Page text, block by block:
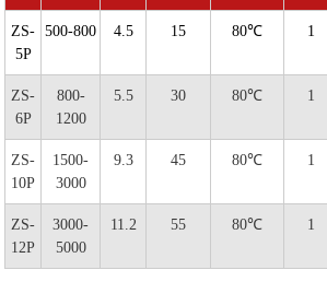
ZS-
5P
500-800 4.5 15 80℃ 1
ZS-
6P
800-
1200
5.5 30 80℃ 1
ZS-
10P
1500-
3000
9.3 45 80℃ 1
ZS-
12P
3000-
5000
11.2 55 80℃ 1